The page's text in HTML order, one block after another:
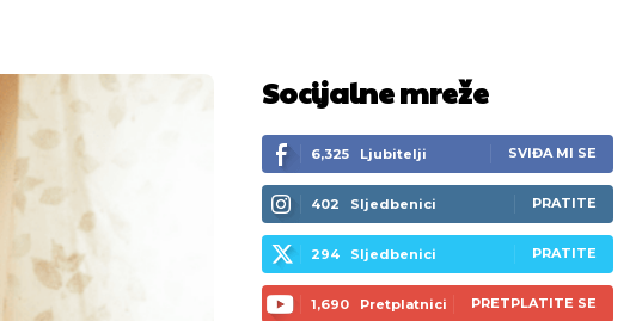
Socijalne mreže
6,325 Ljubitelji SVIĐA MI SE
402 Sljedbenici PRATITE
294 Sljedbenici PRATITE
1,690 Pretplatnici PRETPLATITE SE